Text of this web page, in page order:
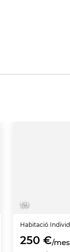
1/9
Habitació
250 €/mes